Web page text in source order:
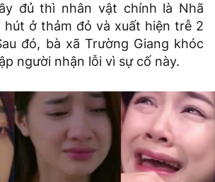
đủ thì nhân vật chính là Nhã
hút ở thảm đỏ và xuất hiện trễ 2
đó, bà xã Trường Giang khóc
người nhận lỗi vì sự cố này.